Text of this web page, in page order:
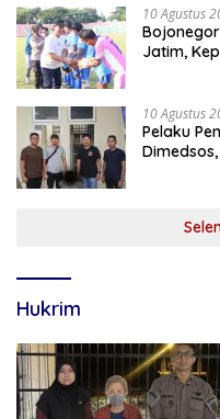
10 Agustus
Jatim,
10 Agustus
Pelaku
Hukrim